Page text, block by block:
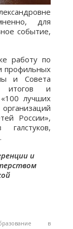
для
событие,
работу по
профильных
и Совета
итогов и
«100 лучших
России»,
и
в